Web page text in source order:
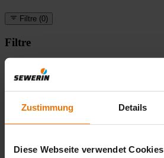
Zustimmung Details
Diese Webseite verwendet Cookies
Filtre (0)
Filtre
réinitialiser